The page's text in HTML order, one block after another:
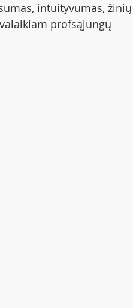
intuityvumas, žinių
profsąjungų